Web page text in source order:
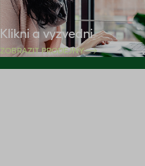
Klikni a vyzvedni
ZOBRAZIT PRODEJNY